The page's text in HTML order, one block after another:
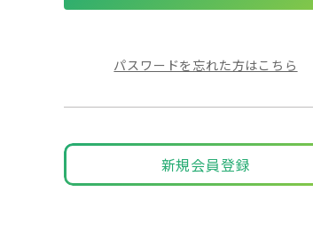
パスワードを忘れた方はこちら
新規会員登録